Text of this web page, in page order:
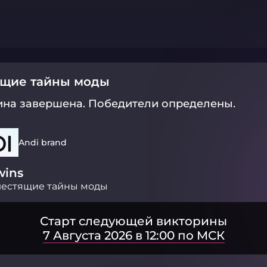
тайны моды
завершена. Победители определены.
Andi brand
тайны моды
Старт следующей викторины
7 Августа 2026 в 12:00 по МСК